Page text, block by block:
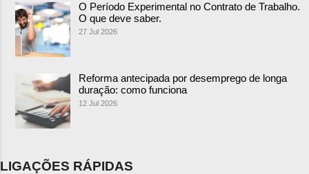
O Período Experimental no Contrato de Trabalho.
O que deve saber.
27 Jul 2026
Reforma antecipada por desemprego de longa
duração: como funciona
12 Jul 2026
LIGAÇÕES RÁPIDAS